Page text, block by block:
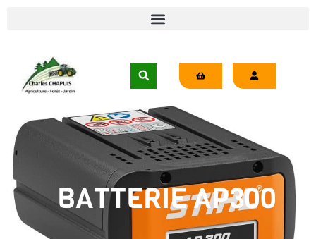
BATTERIE AP300